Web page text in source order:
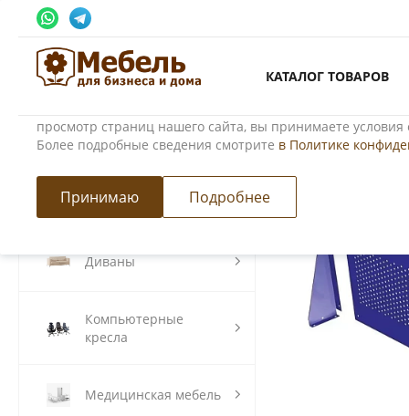
Использование файлов Cookie
Мы используем файлы cookie, разработанные нашими
просмотр страниц нашего сайта, вы принимаете условия
Более подробные сведения смотрите в Политике
Принимаю Подробнее
КАТАЛОГ ТОВАРОВ
Главная / Каталог товаров / Производственная мебель /
Модульные кухни
Диваны
Компьютерные
кресла
Медицинская мебель
Хит